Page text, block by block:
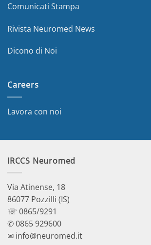
Comunicati Stampa
Rivista Neuromed News
Dicono di Noi
Careers
Lavora con noi
IRCCS Neuromed
Via Atinense, 18
86077 Pozzilli (IS)
☏ 0865/9291
✆ 0865 929600
✉ info@neuromed.it